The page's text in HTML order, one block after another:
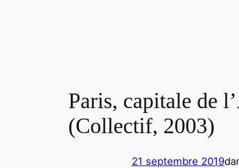
Paris, capitale de
(Collectif, 2003)
21 septembre 2019